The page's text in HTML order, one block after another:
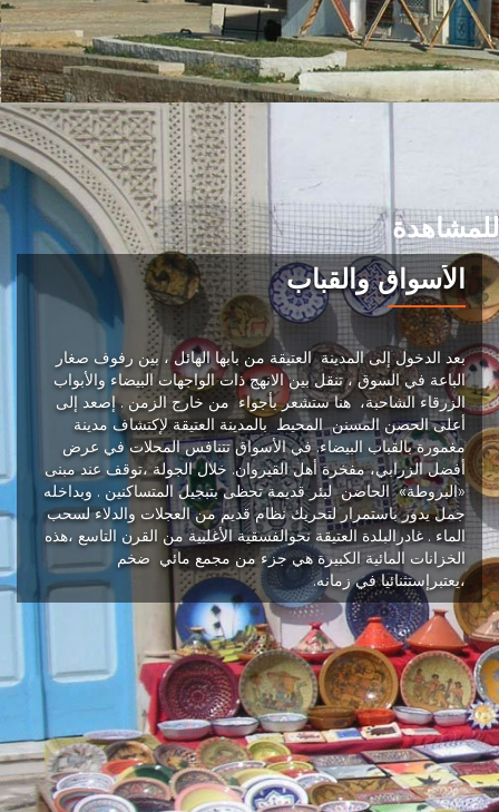
للمشاهدة
الأسواق والقباب
بعد الدخول إلى المدينة العتيقة من بابها الهائل ، بين رفوف صغار
الباعة في السوق ، تنقل بين الانهج ذات الواجهات البيضاء والأبواب
الزرقاء الشاحبة، هنا ستشعر بأجواء من خارج الزمن . إصعد إلى
أعلى الحصن المسنن المحيط بالمدينة العتيقة لإكتشاف مدينة
مغمورة بالقباب البيضاء. في الأسواق تتنافس المحلات في عرض
أفضل الزرابي، مفخرة أهل القيروان. خلال الجولة ،توقف عند مبنى
«البروطة» الحاضن لبئر قديمة تحظى بتبجيل المتساكنين . وبداخله
جمل يدور باستمرار لتحريك نظام قديم من العجلات والدلاء لسحب
الماء . غادرالبلدة العتيقة نحوالفسقية الأغلبية من القرن التاسع ،هذه
الخزانات المائية الكبيرة هي جزء من مجمع مائي ضخم
،يعتبرإستثنائيا في زمانه.